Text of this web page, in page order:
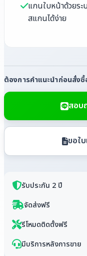
แกนใบหน้าด้วยร
สแกนได้ง่าย
ต้องการคำแนะนำก่อนสั่งซื้
สอบ
ขอใ
รับประกัน 2 ปี
จัดส่งฟรี
รีโหมดติดตั้งฟรี
มีบริการหลังการขาย